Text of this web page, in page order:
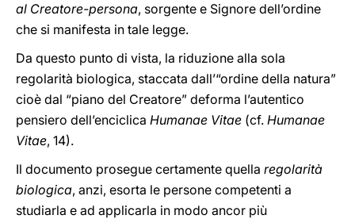
al Creatore-persona, sorgente e Signore dell’ordine
che si manifesta in tale legge.
Da questo punto di vista, la riduzione alla sola
regolarità biologica, staccata dall’“ordine della natura”
cioè dal “piano del Creatore” deforma l’autentico
pensiero dell’enciclica Humanae Vitae (cf. Humanae
Vitae, 14).
Il documento prosegue certamente quella regolarità
biologica, anzi, esorta le persone competenti a
studiarla e ad applicarla in modo ancor più